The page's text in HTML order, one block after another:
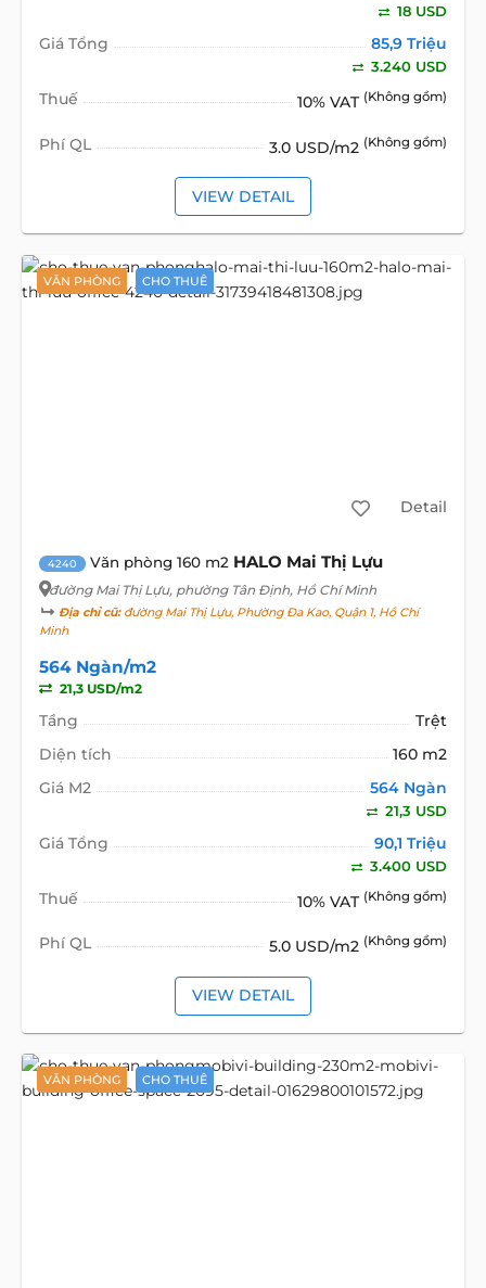
18 USD
Giá Tổng 85,9 Triệu
3.240 USD
Thuế 10% VAT (Không gồm)
Phí QL 3.0 USD/m2 (Không gồm)
VIEW DETAIL
VĂN PHÒNG CHO THUÊ
Detail
4240 Văn phòng 160 m2 HALO Mai Thị Lựu
đường Mai Thị Lựu, phường Tân Định, Hồ Chí Minh
Địa chỉ cũ:đường Mai Thị Lựu, Phường Đa Kao, Quận 1, Hồ Chí
Minh
564 Ngàn/m2
21,3 USD/m2
Tầng
Trệt
Diện tích
160 m2
Giá M2
564 Ngàn
21,3 USD
Giá Tổng 90,1 Triệu
3.400 USD
Thuế 10% VAT (Không gồm)
Phí QL 5.0 USD/m2 (Không gồm)
VIEW DETAIL
VĂN PHÒNG CHO THUÊ